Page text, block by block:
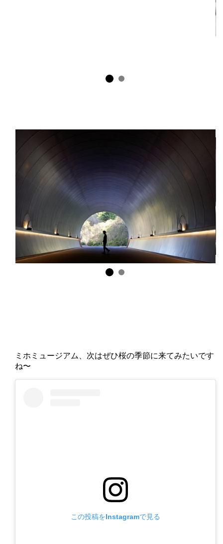
ミホミュージアム、次はぜひ桜の季節に来てみたいです
ね〜
この投稿をInstagramで見る